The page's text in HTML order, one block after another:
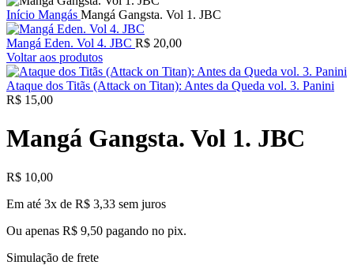
Início Mangás Mangá Gangsta. Vol 1. JBC
Mangá Eden. Vol 4. JBC R$ 20,00
Voltar aos produtos
Ataque dos Titãs (Attack on Titan): Antes da Queda vol. 3. Panini
R$ 15,00
Mangá Gangsta. Vol 1. JBC
R$ 10,00
Em até 3x de R$ 3,33 sem juros
Ou apenas R$ 9,50 pagando no pix.
Simulação de frete